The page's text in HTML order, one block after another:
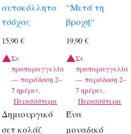
αυτοκόλλητα
τσόχας
15,90€
Σε
προπαραγγελία
— παράδοση 2–
7 ημέρες.
Περισσότερα
Δημιουργικό
σετ κολάζ
“Μετά τη
βροχή“
19,90€
Σε
προπαραγγελία
— παράδοση 2–
7 ημέρες.
Περισσότερα
Ένα
μοναδικό